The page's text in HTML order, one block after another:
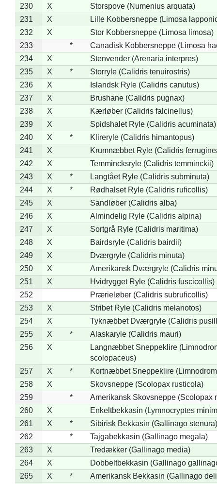
230 X
Storspove (Numenius arquata)
231
X
Lille Kobbersneppe (Limosa
232
X
Stor Kobbersneppe (Limosa limosa)
233
*
Canadisk Kobbersneppe (Limosa
234
X
Stenvender (Arenaria interpres)
235
X *
Storryle (Calidris tenuirostris)
236
X
Islandsk Ryle (Calidris canutus)
237
X
Brushane (Calidris pugnax)
238
X
Kærløber (Calidris falcinellus)
239
X
Spidshalet Ryle (Calidris acuminata)
240
X *
Klireryle (Calidris himantopus)
241
X
Krumnæbbet Ryle (Calidris
242
X
Temmincksryle (Calidris temminckii)
243
X *
Langtået Ryle (Calidris subminuta)
244
X *
Rødhalset Ryle (Calidris ruficollis)
245
X
Sandløber (Calidris alba)
246
X
Almindelig Ryle (Calidris alpina)
247
X
Sortgrå Ryle (Calidris maritima)
248
X
Bairdsryle (Calidris bairdii)
249
X
Dværgryle (Calidris minuta)
250
X
Amerikansk Dværgryle (Calidris
251
X
Hvidrygget Ryle (Calidris fuscicollis)
252
Prærieløber (Calidris subruficollis)
253
X
Stribet Ryle (Calidris melanotos)
254
X
Tyknæbbet Dværgryle (Calidris
255
X *
Alaskaryle (Calidris mauri)
256
X
Langnæbbet Sneppeklire
scolopaceus)
257
X *
Kortnæbbet Sneppeklire
258
X
Skovsneppe (Scolopax rusticola)
259
*
Amerikansk Skovsneppe (Scolopax
260
X
Enkeltbekkasin (Lymnocryptes
261
X *
Sibirisk Bekkasin (Gallinago stenura)
262
*
Tajgabekkasin (Gallinago megala)
263
X
Tredækker (Gallinago media)
264
X
Dobbeltbekkasin (Gallinago
265
X *
Amerikansk Bekkasin (Gallinago